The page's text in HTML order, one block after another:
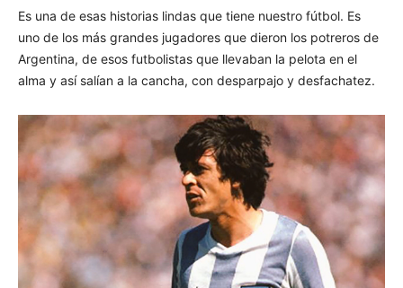
Es una de esas historias lindas que tiene nuestro fútbol. Es
uno de los más grandes jugadores que dieron los potreros de
Argentina, de esos futbolistas que llevaban la pelota en el
alma y así salían a la cancha, con desparpajo y desfachatez.